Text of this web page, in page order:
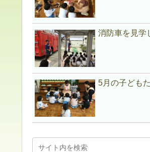
消防車を見学
5月の子ども